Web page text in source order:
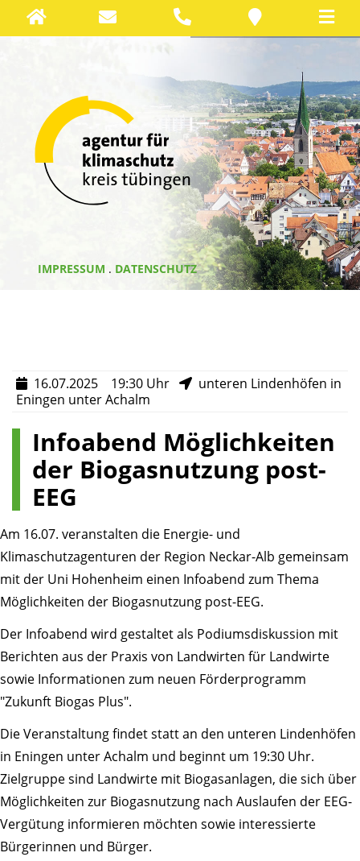
IMPRESSUM . DATENSCHUTZ
16.07.2025 19:30 Uhr
unteren Lindenhöfen in
Eningen unter Achalm
Infoabend Möglichkeiten
der Biogasnutzung post-
EEG
Am 16.07. veranstalten die Energie- und
Klimaschutzagenturen der Region Neckar-Alb gemeinsam
mit der Uni Hohenheim einen Infoabend zum Thema
Möglichkeiten der Biogasnutzung post-EEG.
Der Infoabend wird gestaltet als Podiumsdiskussion mit
Berichten aus der Praxis von Landwirten für Landwirte
sowie Informationen zum neuen Förderprogramm
"Zukunft Biogas Plus".
Die Veranstaltung findet statt an den unteren Lindenhöfen
in Eningen unter Achalm und beginnt um 19:30 Uhr.
Zielgruppe sind Landwirte mit Biogasanlagen, die sich über
Möglichkeiten zur Biogasnutzung nach Auslaufen der EEG-
Vergütung informieren möchten sowie interessierte
Bürgerinnen und Bürger.